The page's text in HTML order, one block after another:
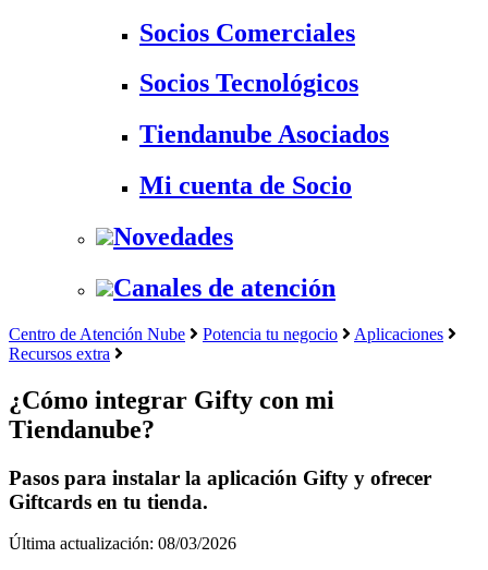
Socios Comerciales
Socios Tecnológicos
Tiendanube Asociados
Mi cuenta de Socio
Novedades
Canales de atención
Centro de Atención Nube Potencia tu negocio
Aplicaciones
Recursos extra
¿Cómo integrar Gifty con mi
Tiendanube?
Pasos para instalar la aplicación Gifty y ofrecer
Giftcards en tu tienda.
Última actualización: 08/03/2026